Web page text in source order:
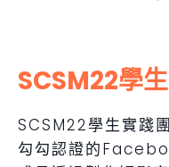
SCSM22學
SCSM22學生實踐
勾勾認證的